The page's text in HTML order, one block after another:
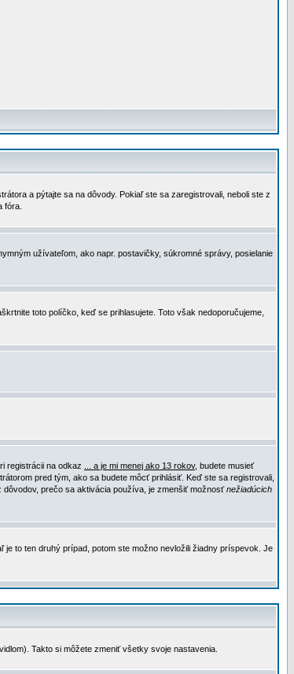
a pýtajte sa na dôvody. Pokiaľ ste sa zaregistrovali, neboli ste z
fóra.
užívateľom, ako napr. postavičky, súkromné správy, posielanie
toto políčko, keď se prihlasujete. Toto však nedoporučujeme,
registrácii na odkaz
... a je mi menej ako 13 rokov, budete musieť
pred tým, ako sa budete môcť prihlásiť. Keď ste sa registrovali,
dôvodov, prečo sa aktivácia používa, je zmenšiť možnosťnežiadúcich
to ten druhý prípad, potom ste možno nevložili žiadny príspevok. Je
Takto si môžete zmeniť všetky svoje nastavenia.